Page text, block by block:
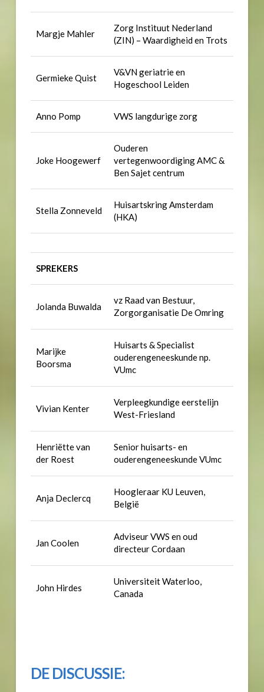
Margje Mahler
Zorg Instituut Nederland
(ZIN) – Waardigheid en Trots
Germieke Quist
V&VN geriatrie en
Hogeschool Leiden
Anno Pomp VWS langdurige zorg
Joke Hoogewerf
Ouderen
vertegenwoordiging AMC &
Ben Sajet centrum
Stella Zonneveld
Huisartskring Amsterdam
(HKA)
SPREKERS
Jolanda Buwalda
vz Raad van Bestuur,
Zorgorganisatie De Omring
Marijke
Boorsma
Huisarts & Specialist
ouderengeneeskunde np.
VUmc
Vivian Kenter
Verpleegkundige eerstelijn
West-Friesland
Henriëtte van
der Roest
Senior huisarts- en
ouderengeneeskunde VUmc
Anja Declercq
Hoogleraar KU Leuven,
België
Jan Coolen
Adviseur VWS en oud
directeur Cordaan
John Hirdes
Universiteit Waterloo,
Canada
DE DISCUSSIE: